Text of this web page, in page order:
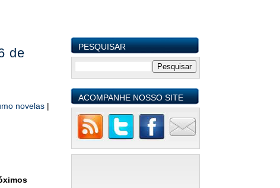
de
novelas |
PESQUISAR
ACOMPANHE NOSSO SITE